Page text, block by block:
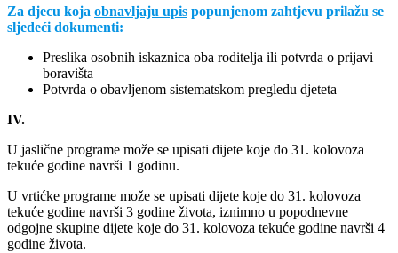
Za djecu koja obnavljaju upis popunjenom zahtjevu prilažu se
sljedeći dokumenti:
Preslika osobnih iskaznica oba roditelja ili potvrda o prijavi
boravišta
Potvrda o obavljenom sistematskom pregledu djeteta
IV.
U jaslične programe može se upisati dijete koje do 31. kolovoza
tekuće godine navrši 1 godinu.
U vrtićke programe može se upisati dijete koje do 31. kolovoza
tekuće godine navrši 3 godine života, iznimno u popodnevne
odgojne skupine dijete koje do 31. kolovoza tekuće godine navrši 4
godine života.